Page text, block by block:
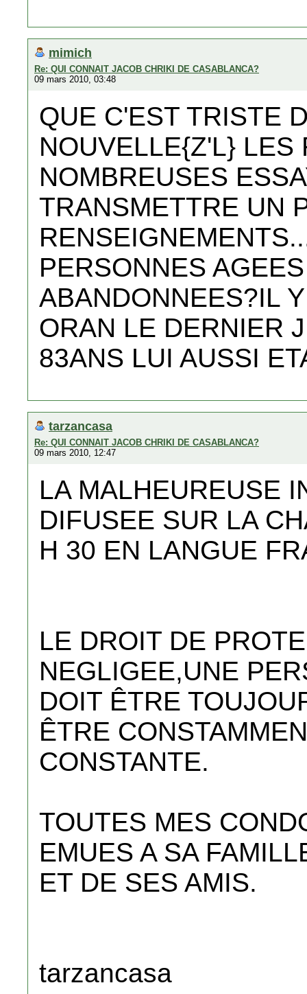
mimich
Re: QUI CONNAIT JACOB CHRIKI DE CASABLANCA?
09 mars 2010, 03:48
QUE C'EST TRISTE
NOUVELLE{Z'L} LES
NOMBREUSES
TRANSMETTRE UN
PERSONNES
ABANDONNEES?IL
ORAN LE DERNIER
83ANS LUI AUSSI
tarzancasa
Re: QUI CONNAIT JACOB CHRIKI DE CASABLANCA?
09 mars 2010, 12:47
LA MALHEUREUSE
DIFUSEE SUR LA
H 30 EN LANGUE
LE DROIT DE
NEGLIGEE,UNE
DOIT ÊTRE
ÊTRE
CONSTANTE.
TOUTES MES
EMUES A SA
ET DE SES AMIS.
tarzancasa